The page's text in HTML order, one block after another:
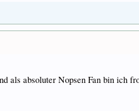
als absoluter Nopsen Fan bin ich